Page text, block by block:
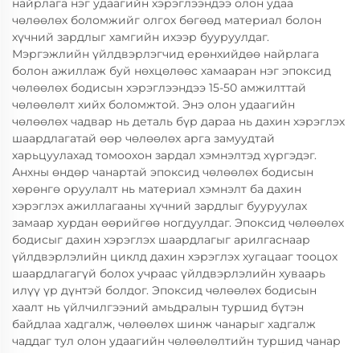
найрлага нэг удаагийн хэрэглээндээ олон удаа
чөлөөлөх боломжийг олгох бөгөөд материал болон
хүчний зардлыг хамгийн ихээр бууруулдаг.
Мэргэжлийн үйлдвэрлэгчид ерөнхийдөө найрлага
болон ажиллаж буй нөхцөлөөс хамааран нэг эпоксид
чөлөөлөх бодисын хэрэглээндээ 15-50 амжилттай
чөлөөлөлт хийх боломжтой. Энэ олон удаагийн
чөлөөлөх чадвар нь деталь бүр дараа нь дахин хэрэглэх
шаардлагатай өөр чөлөөлөх арга замуудтай
харьцуулахад томоохон зардал хэмнэлтэд хүргэдэг.
Анхны өндөр чанартай эпоксид чөлөөлөх бодисын
хөрөнгө оруулалт нь материал хэмнэлт ба дахин
хэрэглэх ажиллагааны хүчний зардлыг бууруулах
замаар хурдан өөрийгөө ногдуулдаг. Эпоксид чөлөөлөх
бодисыг дахин хэрэглэх шаардлагыг арилгаснаар
үйлдвэрлэлийн циклд дахин хэрэглэх хугацааг тооцох
шаардлагагүй болох учраас үйлдвэрлэлийн хуваарь
илүү үр дүнтэй болдог. Эпоксид чөлөөлөх бодисын
хаалт нь үйлчилгээний амьдралын туршид бүтэн
байдлаа хадгалж, чөлөөлөх шинж чанарыг хадгалж
чаддаг тул олон удаагийн чөлөөлөлтийн туршид чанар